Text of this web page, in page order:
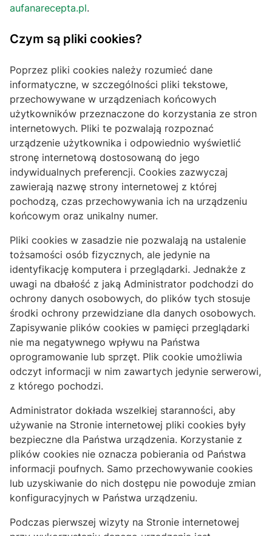
aufanarecepta.pl.
Czym są pliki cookies?
Poprzez pliki cookies należy rozumieć dane
informatyczne, w szczególności pliki tekstowe,
przechowywane w urządzeniach końcowych
użytkowników przeznaczone do korzystania ze stron
internetowych. Pliki te pozwalają rozpoznać
urządzenie użytkownika i odpowiednio wyświetlić
stronę internetową dostosowaną do jego
indywidualnych preferencji. Cookies zazwyczaj
zawierają nazwę strony internetowej z której
pochodzą, czas przechowywania ich na urządzeniu
końcowym oraz unikalny numer.
Pliki cookies w zasadzie nie pozwalają na ustalenie
tożsamości osób fizycznych, ale jedynie na
identyfikację komputera i przeglądarki. Jednakże z
uwagi na dbałość z jaką Administrator podchodzi do
ochrony danych osobowych, do plików tych stosuje
środki ochrony przewidziane dla danych osobowych.
Zapisywanie plików cookies w pamięci przeglądarki
nie ma negatywnego wpływu na Państwa
oprogramowanie lub sprzęt. Plik cookie umożliwia
odczyt informacji w nim zawartych jedynie serwerowi,
z którego pochodzi.
Administrator dokłada wszelkiej staranności, aby
używanie na Stronie internetowej pliki cookies były
bezpieczne dla Państwa urządzenia. Korzystanie z
plików cookies nie oznacza pobierania od Państwa
informacji poufnych. Samo przechowywanie cookies
lub uzyskiwanie do nich dostępu nie powoduje zmian
konfiguracyjnych w Państwa urządzeniu.
Podczas pierwszej wizyty na Stronie internetowej